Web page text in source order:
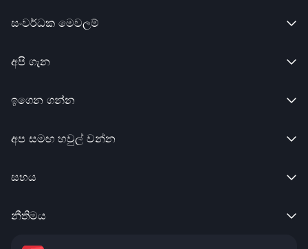
සංවර්ධක මෙවලම් 
අපි ගැන 
ඉගෙන ගන්න 
අප සමඟ හවුල් වන්න 
සහය 
නීතිමය 